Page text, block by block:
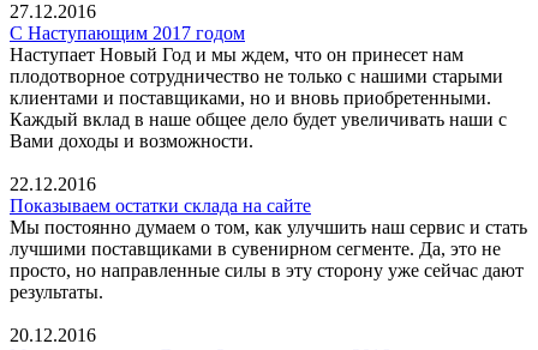
27.12.2016
С Наступающим 2017 годом
Наступает Новый Год и мы ждем, что он принесет нам
плодотворное сотрудничество не только с нашими старыми
клиентами и поставщиками, но и вновь приобретенными.
Каждый вклад в наше общее дело будет увеличивать наши с
Вами доходы и возможности.
22.12.2016
Показываем остатки склада на сайте
Мы постоянно думаем о том, как улучшить наш сервис и стать
лучшими поставщиками в сувенирном сегменте. Да, это не
просто, но направленные силы в эту сторону уже сейчас дают
результаты.
20.12.2016